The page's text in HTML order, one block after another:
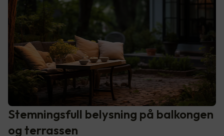
Stemningsfull belysning på balkongen
og terrassen